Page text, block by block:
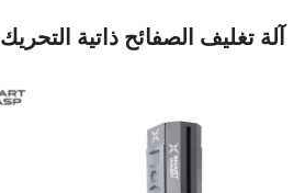
آلة تغليف الصفائح ذاتية التحريك